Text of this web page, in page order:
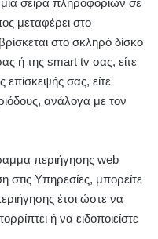
σειρά πληροφοριών σε
μεταφέρει στο
στο σκληρό δίσκο
ή της smart tv σας, είτε
επίσκεψής σας, είτε
ανάλογα με τον
περιήγησης web
Υπηρεσίες, μπορείτε
έτσι ώστε να
ή να ειδοποιείστε